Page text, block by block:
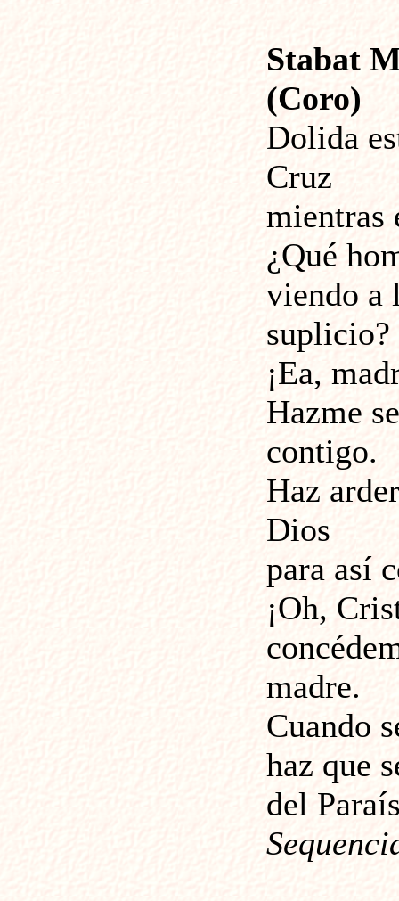
Stabat
(Coro)
Dolida
Cruz
mientras
¿Qué
viendo a
suplicio?
¡Ea,
Hazme
contigo.
Haz
Dios
para así
¡Oh,
madre.
Cuando
haz que
del